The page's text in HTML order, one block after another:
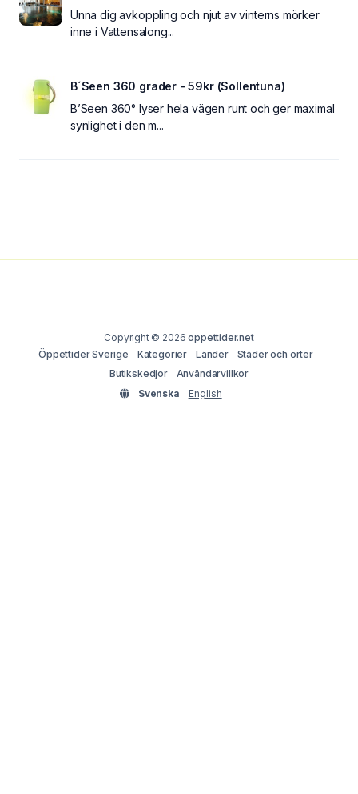
Unna dig avkoppling och njut av vinterns mörker
inne i Vattensalong...
B´Seen 360 grader - 59kr (Sollentuna)
B’Seen 360° lyser hela vägen runt och ger maximal
synlighet i den m...
Copyright © 2026oppettider.net
Öppettider Sverige
Kategorier Länder
Städer och orter
Butikskedjor
Användarvillkor
Svenska
English